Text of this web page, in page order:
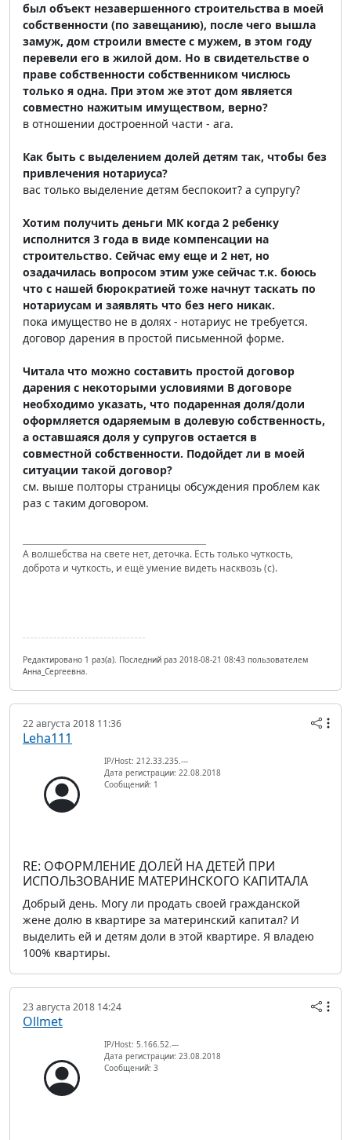
был объект незавершенного строительства в моей
собственности (по завещанию), после чего вышла
замуж, дом строили вместе с мужем, в этом году
перевели его в жилой дом. Но в свидетельстве о
праве собственности собственником числюсь
только я одна. При этом же этот дом является
совместно нажитым имуществом, верно?
в отношении достроенной части - ага.
Как быть с выделением долей детям так, чтобы без
привлечения нотариуса?
вас только выделение детям беспокоит? а супругу?
Хотим получить деньги МК когда 2 ребенку
исполнится 3 года в виде компенсации на
строительство. Сейчас ему еще и 2 нет, но
озадачилась вопросом этим уже сейчас т.к. боюсь
что с нашей бюрократией тоже начнут таскать по
нотариусам и заявлять что без него никак.
пока имущество не в долях - нотариус не требуется.
договор дарения в простой письменной форме.
Читала что можно составить простой договор
дарения с некоторыми условиями В договоре
необходимо указать, что подаренная доля/доли
оформляется одаряемым в долевую собственность,
а оставшаяся доля у супругов остается в
совместной собственности. Подойдет ли в моей
ситуации такой договор?
см. выше полторы страницы обсуждения проблем как
раз с таким договором.
А волшебства на свете нет, деточка. Есть только чуткость,
доброта и чуткость, и ещё умение видеть насквозь (с).
Редактировано 1 раз(а). Последний раз 2018-08-21 08:43 пользователем
Анна_Сергеевна.
22 августа 2018 11:36
Leha111
IP/Host: 212.33.235.---
Дата регистрации: 22.08.2018
Сообщений: 1
RE: ОФОРМЛЕНИЕ ДОЛЕЙ НА ДЕТЕЙ ПРИ
ИСПОЛЬЗОВАНИЕ МАТЕРИНСКОГО КАПИТАЛА
Добрый день. Могу ли продать своей гражданской
жене долю в квартире за материнский капитал? И
выделить ей и детям доли в этой квартире. Я владею
100% квартиры.
23 августа 2018 14:24
Ollmet
IP/Host: 5.166.52.---
Дата регистрации: 23.08.2018
Сообщений: 3